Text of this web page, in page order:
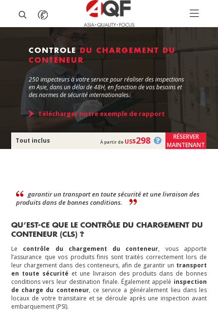
CONTROLE DU CHARGEMENT DU
CONTENEUR
250 inspecteurs à votre service pour réaliser des inspections
en Asie, dans un délai de 48H, en fonction de vos besoins et
des normes de sécurité internationales.
Télécharger notre exemple de rapport
Tout inclus À partir de US$298
RÉSERVER
MAINTENANT
garantir un transport en toute sécurité et une livraison des
produits dans de bonnes conditions.
QU’EST-CE QUE LE CONTRÔLE DU CHARGEMENT DU
CONTENEUR (CLS) ?
Le contrôle du chargement du conteneur, vous apporte
l’assurance que vos produits finis sont traités correctement lors de
leur chargement dans des conteneurs, afin de garantir un transport
en toute sécurité et une livraison des produits dans de bonnes
conditions vers leur destination finale. Également appelé inspection
de charge du conteneur, ce service a généralement lieu dans les
locaux de votre transitaire et se déroule après une inspection avant
embarquement (PSI).